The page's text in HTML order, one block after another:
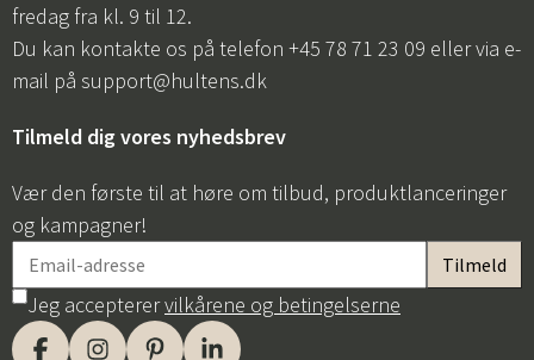
fredag fra kl. 9 til 12.
Du kan kontakte os på telefon +45 78 71 23 09 eller via e-
mail på support@hultens.dk
Tilmeld dig vores nyhedsbrev
Vær den første til at høre om tilbud, produktlanceringer
og kampagner!
Jeg accepterervilkårene og betingelserne